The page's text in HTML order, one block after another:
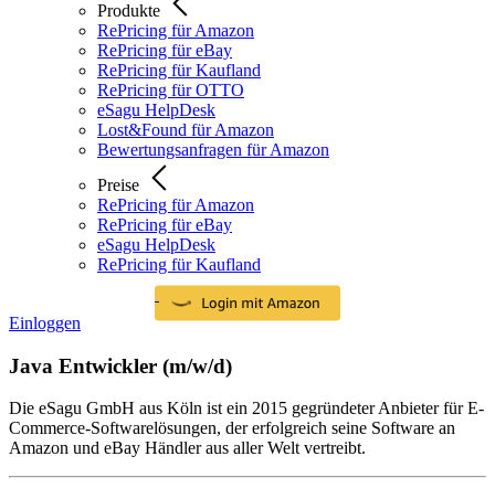
Produkte
RePricing für Amazon
RePricing für eBay
RePricing für Kaufland
RePricing für OTTO
eSagu HelpDesk
Lost&Found für Amazon
Bewertungsanfragen für Amazon
Preise
RePricing für Amazon
RePricing für eBay
eSagu HelpDesk
RePricing für Kaufland
Einloggen
Java Entwickler (m/w/d)
Die eSagu GmbH aus Köln ist ein 2015 gegründeter Anbieter für E-
Commerce-Softwarelösungen, der erfolgreich seine Software an
Amazon und eBay Händler aus aller Welt vertreibt.